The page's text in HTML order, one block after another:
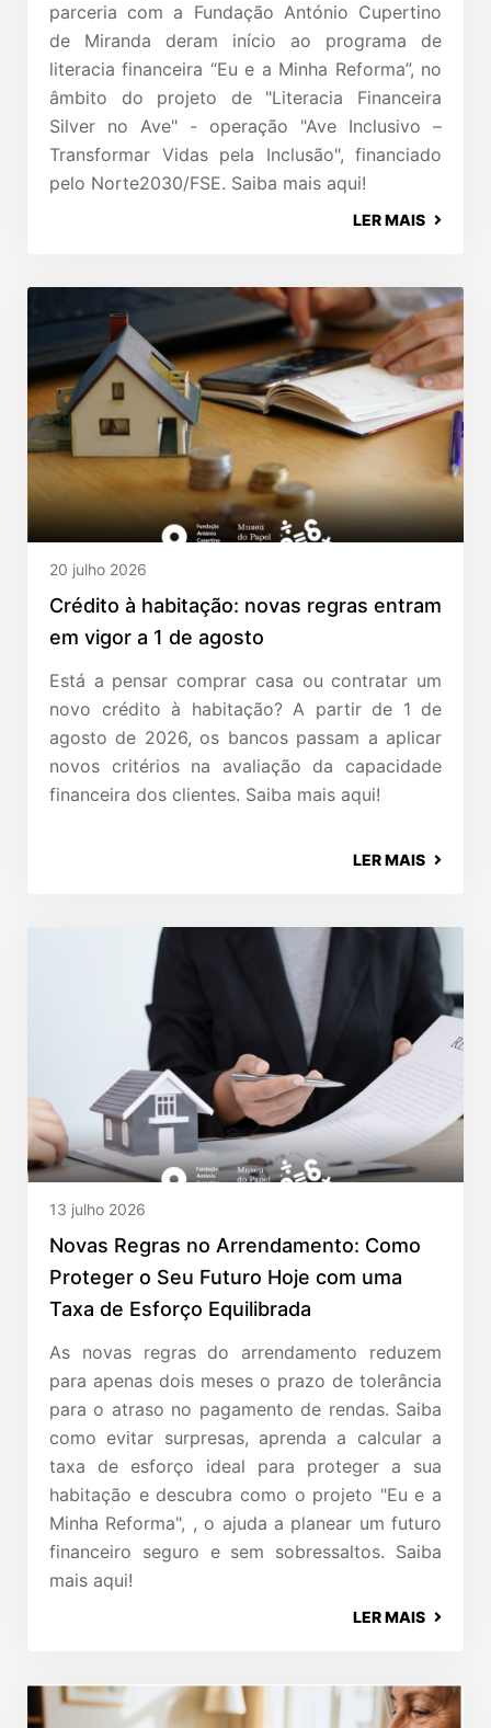
parceria com a Fundação António Cupertino
de Miranda deram início ao programa de
literacia financeira “Eu e a Minha Reforma”, no
âmbito do projeto de "Literacia Financeira
Silver no Ave" - operação "Ave Inclusivo –
Transformar Vidas pela Inclusão", financiado
pelo Norte2030/FSE. Saiba mais aqui!
LER MAIS
20 julho 2026
Crédito à habitação: novas regras entram
em vigor a 1 de agosto
Está a pensar comprar casa ou contratar um
novo crédito à habitação? A partir de 1 de
agosto de 2026, os bancos passam a aplicar
novos critérios na avaliação da capacidade
financeira dos clientes. Saiba mais aqui!
LER MAIS
13 julho 2026
Novas Regras no Arrendamento: Como
Proteger o Seu Futuro Hoje com uma
Taxa de Esforço Equilibrada
As novas regras do arrendamento reduzem
para apenas dois meses o prazo de tolerância
para o atraso no pagamento de rendas. Saiba
como evitar surpresas, aprenda a calcular a
taxa de esforço ideal para proteger a sua
habitação e descubra como o projeto "Eu e a
Minha Reforma", , o ajuda a planear um futuro
financeiro seguro e sem sobressaltos. Saiba
mais aqui!
LER MAIS